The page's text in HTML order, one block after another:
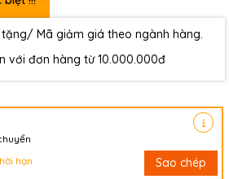
Mã giảm giá theo ngành hàng.
với đơn hàng từ 10.000.000đ
hạn
Sao chép